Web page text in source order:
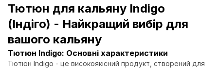
Тютюн для кальяну Indigo
(Індіго) - Найкращий вибір для
вашого кальяну
Тютюн Indigo: Основні характеристики
Тютюн Indigo - це високоякісний продукт, створений для